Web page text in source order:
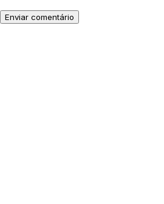
Enviar comentário